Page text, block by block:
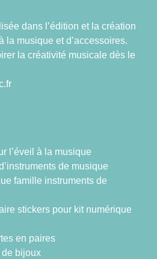
dans l’édition et la création
la musique et d’accessoires.
la créativité musicale dès le
l’éveil à la musique
de musique
famille instruments de
stickers pour kit numérique
en paires
bijoux